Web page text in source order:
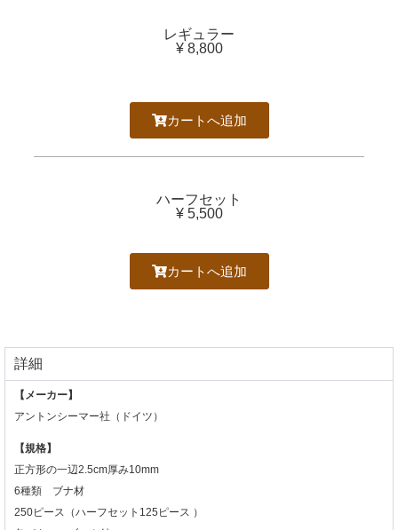
レギュラー
¥ 8,800
カートへ追加
ハーフセット
¥ 5,500
カートへ追加
詳細
【メーカー】
アントンシーマー社（ドイツ）
【規格】
正方形の一辺2.5cm厚み10mm
6種類 ブナ材
250ピース（ハーフセット125ピース ）